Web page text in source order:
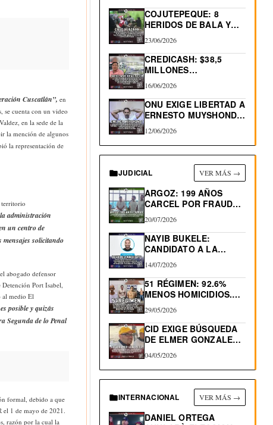
Cuscatlán”, en
se cuenta con un video
en la sede de la
la mención de algunos
la representación de
territorio
administración
un centro de
solicitando
abogado defensor
Port Isabel,
al medio El
posible y quizás
Segunda de lo Penal
formal, debido a que
1 de mayo de 2021.
razón por la cual la
COJUTEPEQUE: 8
HERIDOS DE BALA Y
0…
23/06/2026
CREDICASH: $38,5
MILLONES
INCAUTADOS. INICIAN
DEVOLUCIÓN
16/06/2026
ONU EXIGE LIBERTAD A
ERNESTO MUYSHONDT,
CONDENADO…
12/06/2026
JUDICIAL VER MÁS →
ARGOZ: 199 AÑOS
CARCEL POR FRAUDES
INMOBILIARIOS
20/07/2026
NAYIB BUKELE:
CANDIDATO A LA
REELECCIÓN 2027
14/07/2026
51 RÉGIMEN: 92.6%
MENOS HOMICIDIOS.
530 “MUERTES…
29/05/2026
CID EXIGE BÚSQUEDA
DE ELMER GONZALEZ,
DEPORTADO…
04/05/2026
INTERNACIONAL VER MÁS →
DANIEL ORTEGA